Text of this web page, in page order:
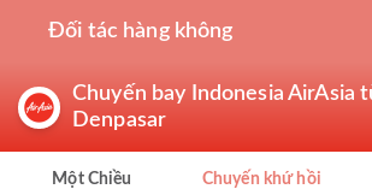
Đối tác hàng không
Chuyến bay Indonesia AirAsia
Denpasar
Một Chiều Chuyến khứ hồi